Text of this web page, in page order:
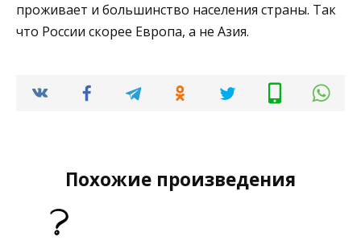
проживает и большинство населения страны. Так
что России скорее Европа, а не Азия.
Похожие произведения